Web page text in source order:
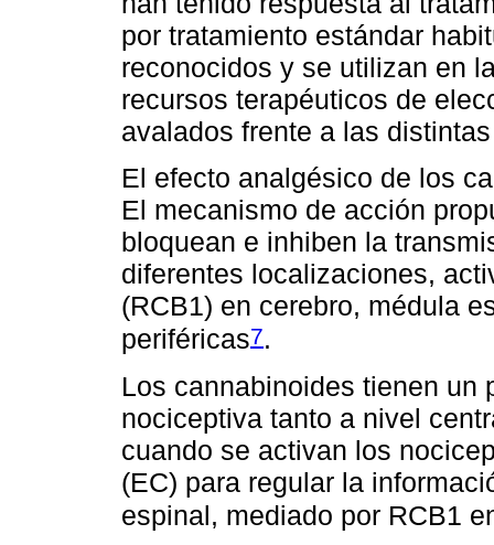
por tratamiento estándar
reconocidos y se utilizan en
recursos terapéuticos de
avalados frente a las
El efecto analgésico de los
El mecanismo de acción
bloquean e inhiben la
diferentes localizaciones,
(RCB1) en cerebro, médula
periféricas7.
Los cannabinoides tienen un
nociceptiva tanto a nivel
cuando se activan los
(EC) para regular la
espinal, mediado por RCB1